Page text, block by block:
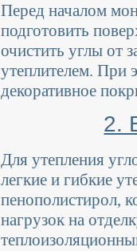
Перед началом
подготовить
очистить углы от
утеплителем. При
декоративное
2.
Для утепления
легкие и гибкие
пенополистирол,
нагрузок на